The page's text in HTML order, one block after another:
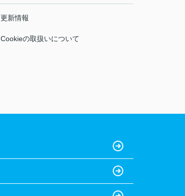
更新情報
Cookieの取扱いについて